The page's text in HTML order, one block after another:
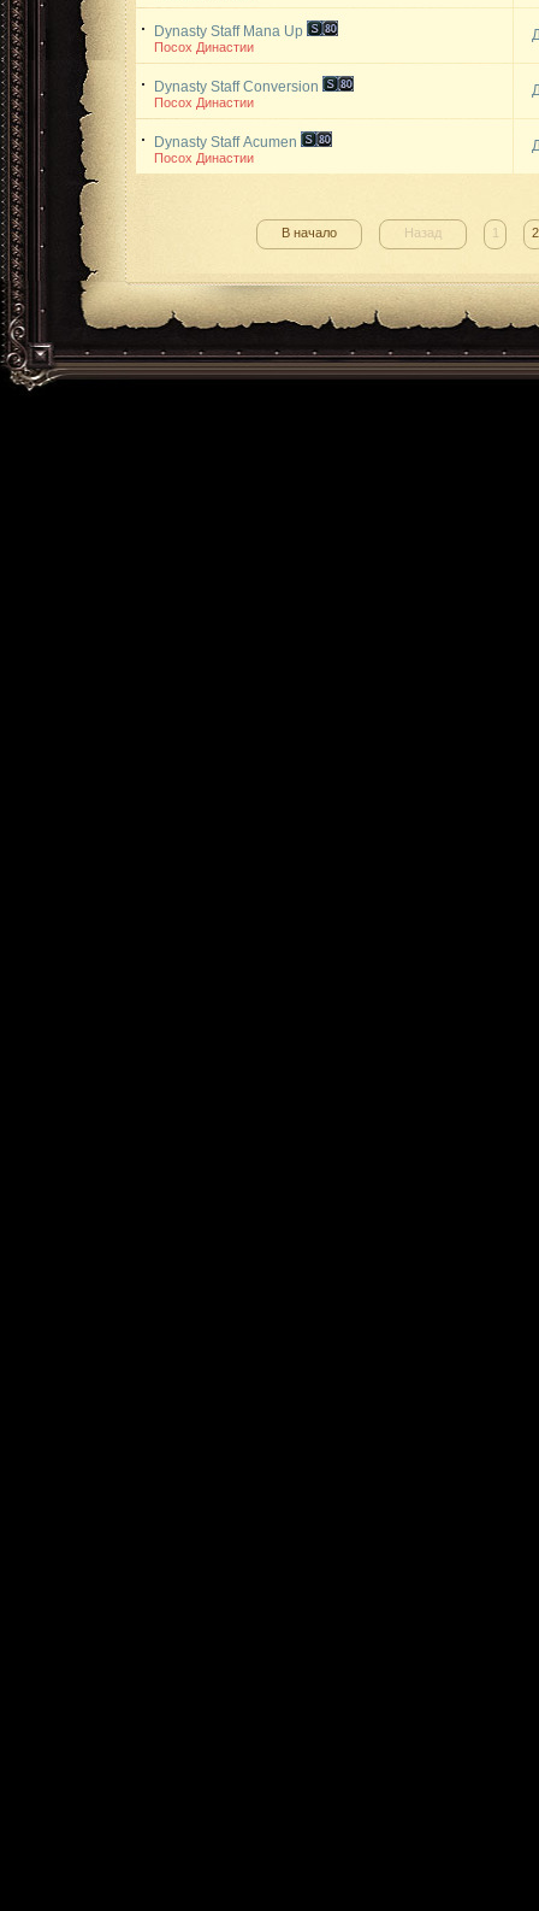
Dynasty Staff Mana Up
Посох Династии
Dynasty StaffConversion
Посох Династии
Dynasty StaffAcumen
Посох Династии
В начало Назад 1 2